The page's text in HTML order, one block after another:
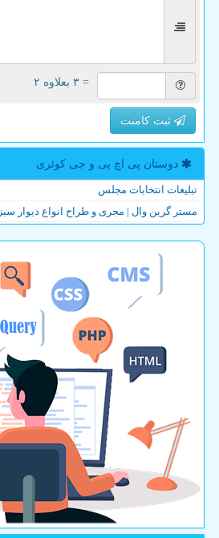
= ۳ بعلاوه ۲
ثبت کامنت
دوستان پی اچ پی و جی كوئری
تبلیغات انتخابات مجلس
مستر گرین وال | مجری و طراح انواع دیوار سبز